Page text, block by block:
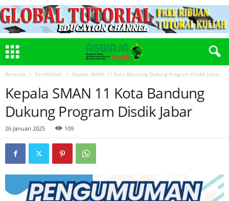
Beranda Pendidikan Kepala SMAN 11 Kota Bandung Dukung Program Disdik Jabar
Kepala SMAN 11 Kota Bandung
Dukung Program Disdik Jabar
26 Januari 2025 109